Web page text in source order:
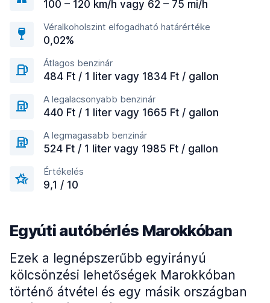
100 – 120 km/h vagy 62 – 75 mi/h
Véralkoholszint elfogadható határértéke
0,02%
Átlagos benzinár
484 Ft / 1 liter vagy 1834 Ft / gallon
A legalacsonyabb benzinár
440 Ft / 1 liter vagy 1665 Ft / gallon
A legmagasabb benzinár
524 Ft / 1 liter vagy 1985 Ft / gallon
Értékelés
9,1 / 10
Egyúti autóbérlés Marokkóban
Ezek a legnépszerűbb egyirányú
kölcsönzési lehetőségek Marokkóban
történő átvétel és egy másik országban